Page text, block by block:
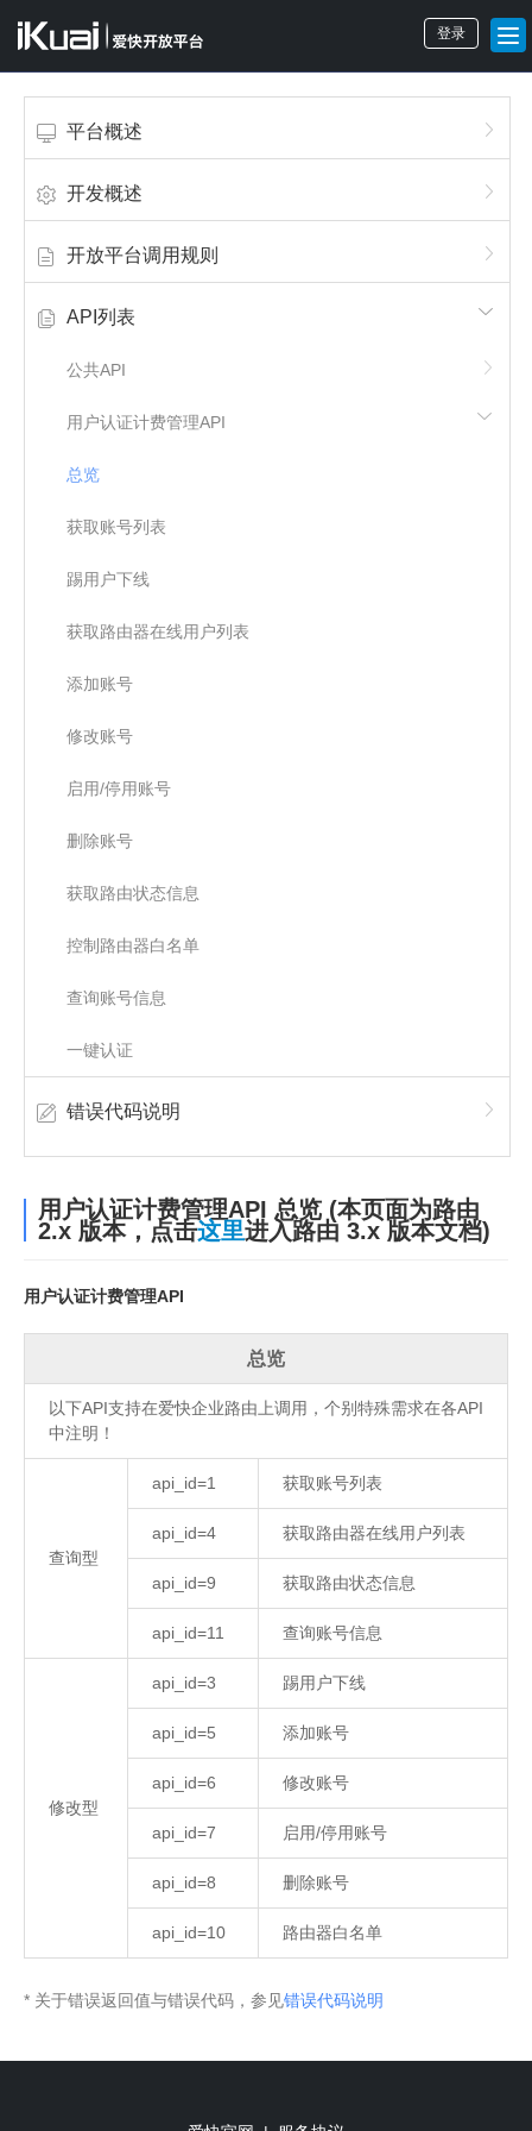
登录
平台概述
开发概述
开放平台调用规则
API列表
公共API
用户认证计费管理API
总览
获取账号列表
踢用户下线
获取路由器在线用户列表
添加账号
修改账号
启用/停用账号
删除账号
获取路由状态信息
控制路由器白名单
查询账号信息
一键认证
错误代码说明
用户认证计费管理API 总览 (本页面为路由
2.x 版本，点击这里进入路由 3.x 版本文档)
用户认证计费管理API
总览
以下API支持在爱快企业路由上调用，个别特殊需求在各API
中注明！
查询型
api_id=1 获取账号列表
api_id=4 获取路由器在线用户列表
api_id=9 获取路由状态信息
api_id=11 查询账号信息
修改型
api_id=3 踢用户下线
api_id=5 添加账号
api_id=6 修改账号
api_id=7 启用/停用账号
api_id=8 删除账号
api_id=10 路由器白名单
* 关于错误返回值与错误代码，参见错误代码说明